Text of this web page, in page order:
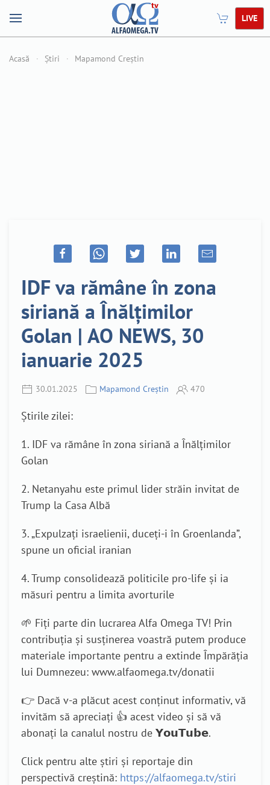
LIVE
Acasă Știri Mapamond Creștin
IDF va rămâne în zona
siriană a Înălțimilor
Golan | AO NEWS, 30
ianuarie 2025
30.01.2025 Mapamond Creștin 470
Știrile zilei:
1. IDF va rămâne în zona siriană a Înălțimilor
Golan
2. Netanyahu este primul lider străin invitat de
Trump la Casa Albă
3. „Expulzați israelienii, duceți-i în Groenlanda”,
spune un oficial iranian
4. Trump consolidează politicile pro-life și ia
măsuri pentru a limita avorturile
🌱 Fiți parte din lucrarea Alfa Omega TV! Prin
contribuția și susținerea voastră putem produce
materiale importante pentru a extinde Împărăția
lui Dumnezeu: www.alfaomega.tv/donatii
👉 Dacă v-a plăcut acest conținut informativ, vă
invităm să apreciați 👍 acest video și să vă
abonați la canalul nostru de 𝗬𝗼𝘂𝗧𝘂𝗯𝗲.
Click pentru alte știri și reportaje din
perspectivă creștină: https://alfaomega.tv/stiri